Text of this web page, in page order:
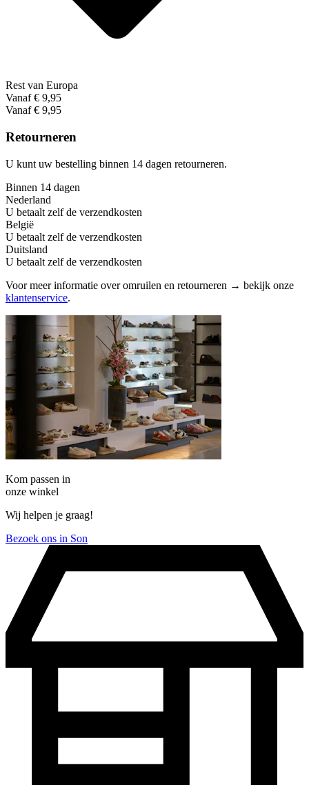
Rest van Europa
Vanaf € 9,95
Vanaf € 9,95
Retourneren
U kunt uw bestelling binnen 14 dagen retourneren.
Binnen 14 dagen
Nederland
U betaalt zelf de verzendkosten
België
U betaalt zelf de verzendkosten
Duitsland
U betaalt zelf de verzendkosten
Voor meer informatie over omruilen en retourneren → bekijk onze
klantenservice.
Kom passen in
onze winkel
Wij helpen je graag!
Bezoek ons in Son